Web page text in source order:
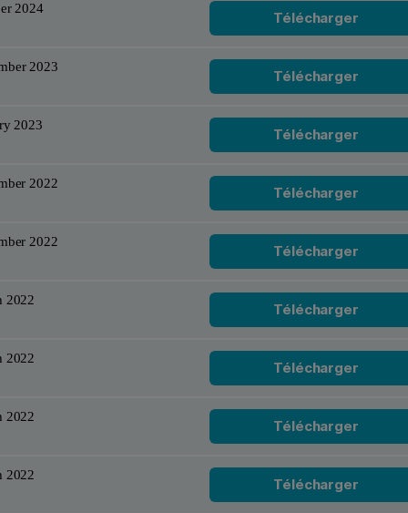
2024
Télécharger
2023
Télécharger
2023
Télécharger
2022
Télécharger
2022
Télécharger
2022
Télécharger
2022
Télécharger
2022
Télécharger
2022
Télécharger